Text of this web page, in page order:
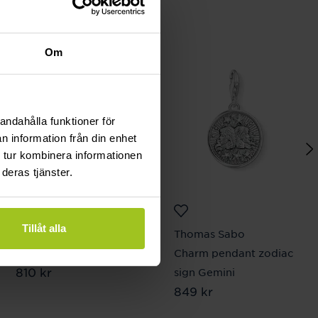
Om
funktioner för
information från din enhet
kombinera informationen
tjänster.
Tillåt alla
August
Rainbow örhängen
Pris :810 kr
810 kr
Thomas Sabo
Charm pendant zodiac
sign Gemini
Pris:849 kr
849 kr